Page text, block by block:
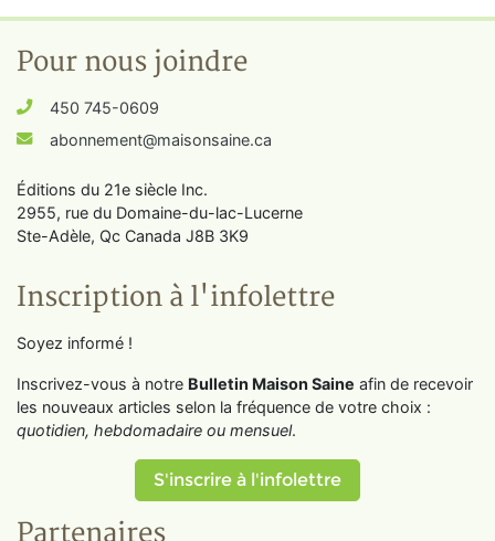
Pour nous joindre
450 745-0609
abonnement@maisonsaine.ca
Éditions du 21e siècle Inc.
2955, rue du Domaine-du-lac-Lucerne
Ste-Adèle, Qc Canada J8B 3K9
Inscription à l'infolettre
Soyez informé !
Inscrivez-vous à notre Bulletin Maison Saine afin de recevoir
les nouveaux articles selon la fréquence de votre choix :
quotidien, hebdomadaire ou mensuel.
S'inscrire à l'infolettre
Partenaires